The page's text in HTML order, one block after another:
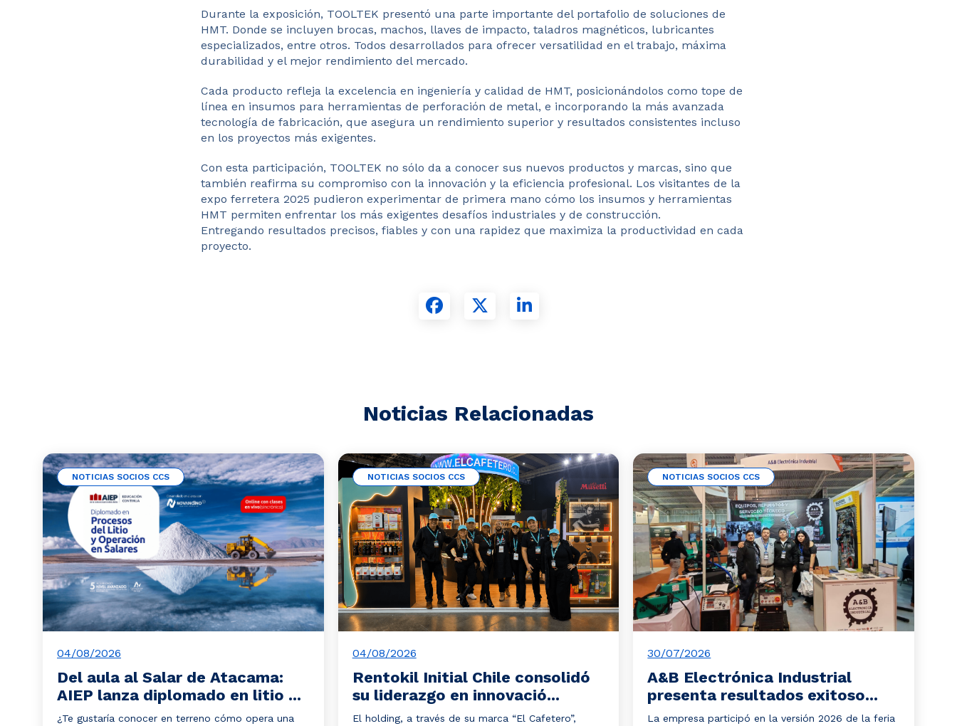
Durante la exposición, TOOLTEK presentó una parte importante del portafolio de soluciones de
HMT. Donde se incluyen brocas, machos, llaves de impacto, taladros magnéticos, lubricantes
especializados, entre otros. Todos desarrollados para ofrecer versatilidad en el trabajo, máxima
durabilidad y el mejor rendimiento del mercado.
Cada producto refleja la excelencia en ingeniería y calidad de HMT, posicionándolos como tope de
línea en insumos para herramientas de perforación de metal, e incorporando la más avanzada
tecnología de fabricación, que asegura un rendimiento superior y resultados consistentes incluso
en los proyectos más exigentes.
Con esta participación, TOOLTEK no sólo da a conocer sus nuevos productos y marcas, sino que
también reafirma su compromiso con la innovación y la eficiencia profesional. Los visitantes de la
expo ferretera 2025 pudieron experimentar de primera mano cómo los insumos y herramientas
HMT permiten enfrentar los más exigentes desafíos industriales y de construcción.
Entregando resultados precisos, fiables y con una rapidez que maximiza la productividad en cada
proyecto.
Noticias Relacionadas
NOTICIAS SOCIOS CCS
04/08/2026
Del aula al Salar de Atacama:
AIEP lanza diplomado en litio ...
¿Te gustaría conocer en terreno cómo opera una
NOTICIAS SOCIOS CCS
04/08/2026
Rentokil Initial Chile consolidó
su liderazgo en innovació...
El holding, a través de su marca “El Cafetero”,
NOTICIAS SOCIOS CCS
30/07/2026
A&B Electrónica Industrial
presenta resultados exitoso...
La empresa participó en la versión 2026 de la feria